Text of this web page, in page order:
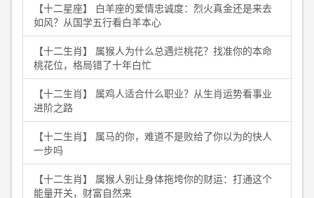
【十二星座】 白羊座的爱情忠诚度：烈火真金还是来去
如风？从国学五行看白羊本心
【十二生肖】 属猴人为什么总遇烂桃花？找准你的本命
桃花位，格局错了十年白忙
【十二生肖】 属鸡人适合什么职业？从生肖运势看事业
进阶之路
【十二生肖】 属马的你，难道不是败给了你以为的快人
一步吗
【十二生肖】 属猴人别让身体拖垮你的财运：打通这个
能量开关，财富自然来